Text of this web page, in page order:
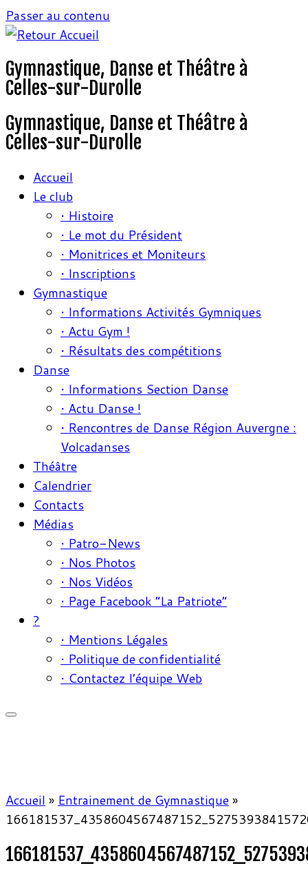
Passer au contenu
Gymnastique, Danse et Théâtre à
Celles-sur-Durolle
Gymnastique, Danse et Théâtre à
Celles-sur-Durolle
Accueil
Le club
• Histoire
• Le mot du Président
• Monitrices et Moniteurs
• Inscriptions
Gymnastique
• Informations Activités Gymniques
• Actu Gym !
• Résultats des compétitions
Danse
• Informations Section Danse
• Actu Danse !
• Rencontres de Danse Région Auvergne :
Volcadanses
Théâtre
Calendrier
Contacts
Médias
• Patro-News
• Nos Photos
• Nos Vidéos
• Page Facebook “La Patriote”
?
• Mentions Légales
• Politique de confidentialité
• Contactez l’équipe Web
Accueil » Entrainement de Gymnastique»